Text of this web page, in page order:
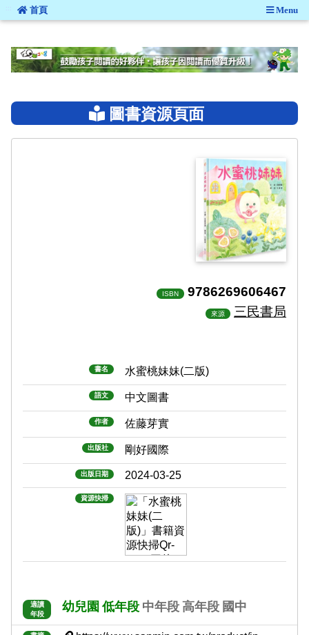
::: 首頁 Menu
圖書資源頁面
ISBN 9786269606467
來源 三民書局
書名 水蜜桃妹妹(二版)
語文 中文圖書
作者 佐藤芽實
出版社 剛好國際
出版日期 2024-03-25
資源快掃
適讀
年段
幼兒園 低年段 中年段 高年段 國中